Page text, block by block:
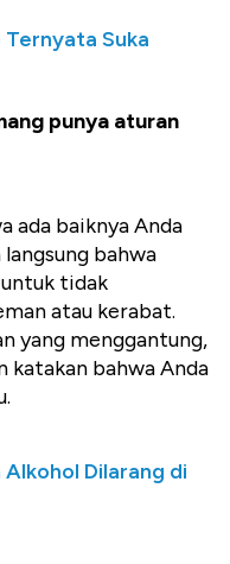
Suka
punya aturan
ada baiknya Anda
bahwa
tidak
atau kerabat.
yang menggantung,
katakan bahwa Anda
Dilarang di